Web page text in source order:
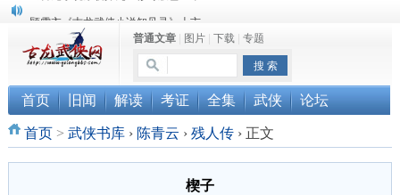
“武侠书库”查缺补漏活动圆满结束
《古龙小说原貌探究》修订版已上市
普通文章| 图片| 下载| 专题
首页 旧闻 解读 考证 全集 武侠 论坛
首页> 武侠书库 › 陈青云 › 残人传 ›正文
楔子